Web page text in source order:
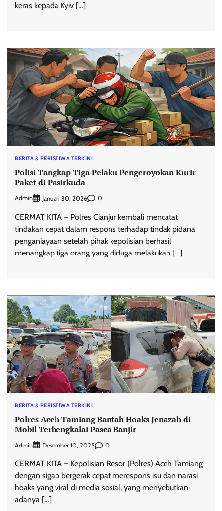
keras kepada Kyiv […]
BERITA & PERISTIWA TERKINI
Polisi Tangkap Tiga Pelaku Pengeroyokan Kurir
Paket di Pasirkuda
Admin Januari 30, 2026 0
CERMAT KITA – Polres Cianjur kembali mencatat
tindakan cepat dalam respons terhadap tindak pidana
penganiayaan setelah pihak kepolisian berhasil
menangkap tiga orang yang diduga melakukan […]
BERITA & PERISTIWA TERKINI
Polres Aceh Tamiang Bantah Hoaks Jenazah di
Mobil Terbengkalai Pasca Banjir
Admin Desember 10, 2025 0
CERMAT KITA – Kepolisian Resor (Polres) Aceh Tamiang
dengan sigap bergerak cepat merespons isu dan narasi
hoaks yang viral di media sosial, yang menyebutkan
adanya […]